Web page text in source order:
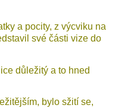
a pocity, z výcviku na
své části vize do
důležitý a to hned
bylo sžití se,